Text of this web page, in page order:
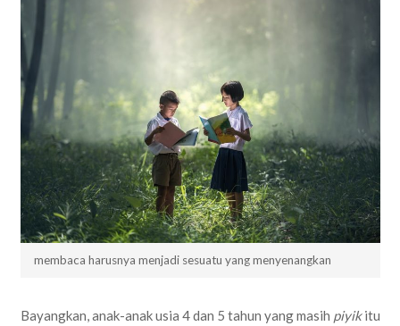
membaca harusnya menjadi sesuatu yang menyenangkan
Bayangkan, anak-anak usia 4 dan 5 tahun yang masih piyikitu